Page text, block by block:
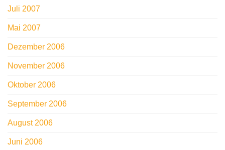
Juli 2007
Mai 2007
Dezember 2006
November 2006
Oktober 2006
September 2006
August 2006
Juni 2006